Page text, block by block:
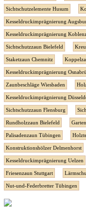
Sichtschutzelemente Husum
Kesseldruckimprägnierung
Kesseldruckimprägnierung
Sichtschutzzaun Bielefeld
Staketzaun Chemnitz
Kesseldruckimprägnierung
Zaunbeschläge Wiesbaden
Kesseldruckimprägnierung
Sichtschutzzaun Flensburg
Rundholzzaun Bielefeld
Palisadenzaun Tübingen
Konstruktionshölzer Delmenhorst
Kesseldruckimprägnierung Uelzen
Friesenzaun Stuttgart
Nut-und-Federbretter Tübingen